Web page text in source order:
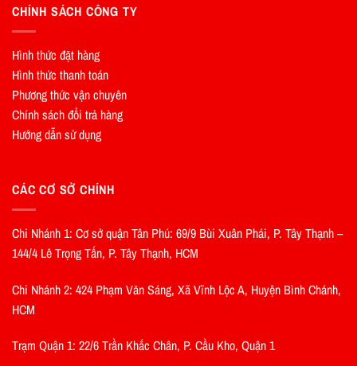
CHÍNH SÁCH CÔNG TY
Hình thức đặt hàng
Hình thức thanh toán
Phương thức vận chuyên
Chính sách đổi trả hàng
Hướng dẫn sử dụng
CÁC CƠ SỞ CHÍNH
Chi Nhánh 1: Cơ sở quận Tân Phú: 69/9 Bùi Xuân Phái, P. Tây Thạnh –
144/4 Lê Trọng Tấn, P. Tây Thạnh, HCM
Chi Nhánh 2: 424 Phạm Văn Sáng, Xã Vĩnh Lộc A, Huyện Bình Chánh,
HCM
Trạm Quận 1: 22/6 Trần Khắc Chân, P. Cầu Kho, Quận 1